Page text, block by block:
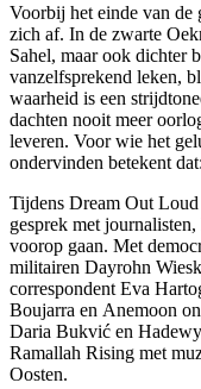
Voorbij het einde van de
zich af. In de zwarte
Sahel, maar ook dichter
vanzelfsprekend leken,
waarheid is een
dachten nooit meer
leveren. Voor wie het
ondervinden betekent
Tijdens Dream Out
gesprek met
voorop gaan. Met
militairen Dayrohn
correspondent Eva
Boujarra en Anemoon
Daria Bukvić en
Ramallah Rising met
Oosten.